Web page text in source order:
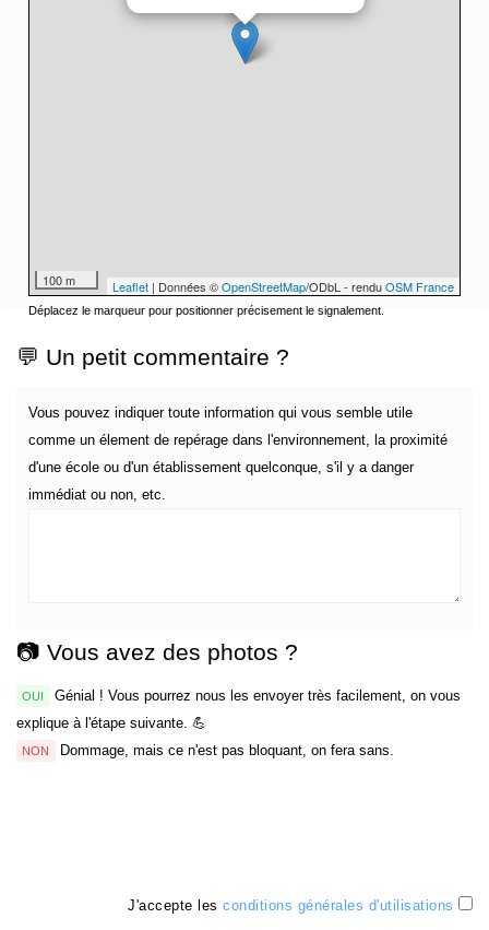
100 m Leaflet | Données ©OpenStreetMap/ODbL - renduOSM France
Déplacez le marqueur pour positionner précisement le signalement.
💬 Un petit commentaire ?
Vous pouvez indiquer toute information qui vous semble utile
comme un élement de repérage dans l'environnement, la proximité
d'une école ou d'un établissement quelconque, s'il y a danger
immédiat ou non, etc.
📷 Vous avez des photos ?
OUI
Génial ! Vous pourrez nous les envoyer très facilement, on vous
explique à l'étape suivante. 💪
NON Dommage, mais ce n'est pas bloquant, on fera sans.
J'accepte les conditions générales d'utilisations